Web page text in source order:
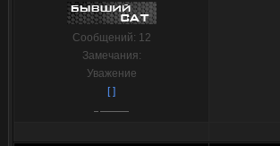
Сообщений: 12
Замечания:
Уважение
[ ]